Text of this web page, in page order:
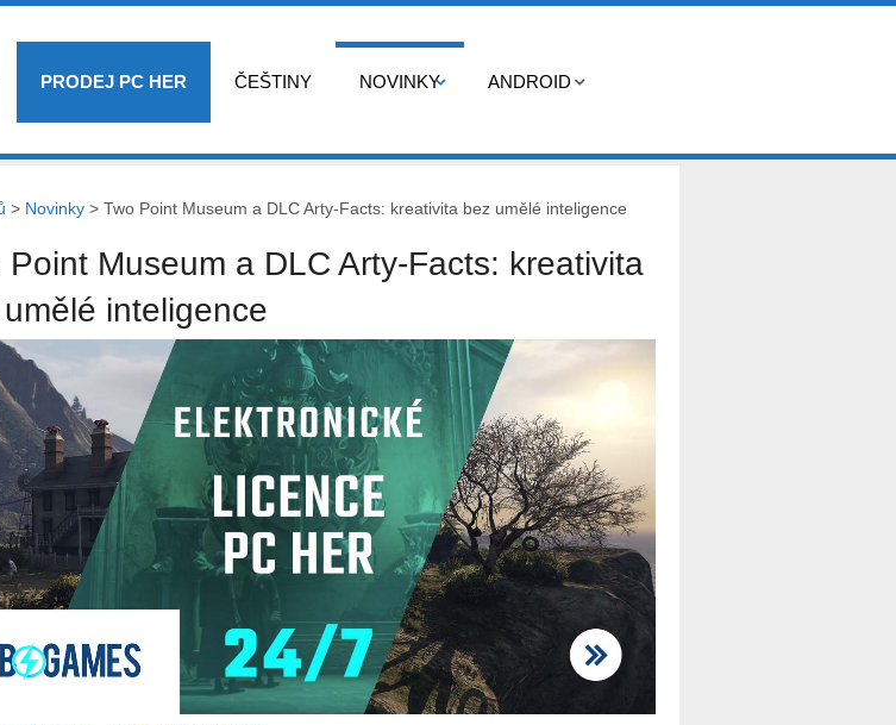
PRODEJ PC HER ČEŠTINY NOVINKY ANDROID
> Novinky> Two Point Museum a DLC Arty-Facts: kreativita bez umělé inteligence
Point Museum a DLC Arty-Facts: kreativita
inteligence